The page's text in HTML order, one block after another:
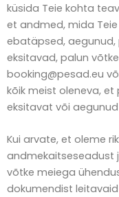
küsida Teie kohta
et andmed, mida
ebatäpsed, aegunud,
eksitavad, palun
booking@pesad.eu
kõik meist oleneva,
eksitavat või
Kui arvate, et oleme
andmekaitseseadust
võtke meiega
dokumendist